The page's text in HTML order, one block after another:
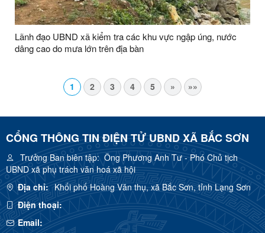
Lãnh đạo UBND xã kiểm tra các khu vực ngập úng, nước
dâng cao do mưa lớn trên địa bàn
1 2 3 4 5 » »»
CỔNG THÔNG TIN ĐIỆN TỬ UBND XÃ BẮC SƠN
Trưởng Ban biên tập:Ông Phương Anh Tư - Phó Chủ tịch
UBND xã phụ trách văn hoá xã hội
Địa chỉ: Khối phố Hoàng Văn thụ, xã Bắc Sơn, tỉnh Lạng Sơn
Điện thoại:
Email: